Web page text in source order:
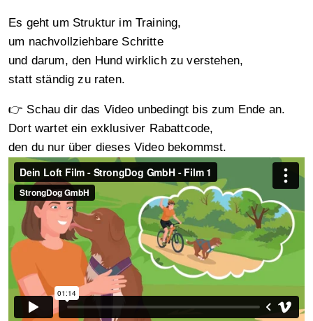
Es geht um Struktur im Training,
um nachvollziehbare Schritte
und darum, den Hund wirklich zu verstehen,
statt ständig zu raten.
👉 Schau dir das Video unbedingt bis zum Ende an.
Dort wartet ein exklusiver Rabattcode,
den du nur über dieses Video bekommst.